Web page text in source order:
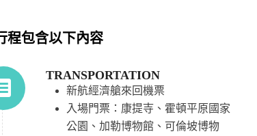
程包含以下內容
TRANSPORTATION
新航經濟艙來回機票
入場門票：康提寺、霍頓平原國家
公園、加勒博物館、可倫坡博物